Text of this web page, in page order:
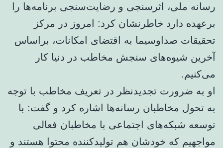
رسانه ملی، اثرسنجی و رضایت‌سنجی برنامه‌ها را
برعهده دارد خاطرنشان کرد: امروز در مرکز
تحقیقات صداوسیما به اقتضای امکانات، براساس
آخرین شیوه‌های سنجش مخاطب در دنیا کار
می‌کنیم.
او به ضرورت تجدیدنظر در تعریف مخاطب با توجه
به تحول مخاطبان رسانه‌ها اشاره کرد و گفت: با
توسعه شبکه‌های اجتماعی با مخاطبان فعالی
مواجهیم که خودشان هم تولیدکننده محتوا هستند و